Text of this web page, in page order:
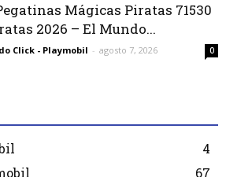
Mágicas Piratas 71530
2026 – El Mundo...
Click - Playmobil - agosto 7, 2026 0
4
67